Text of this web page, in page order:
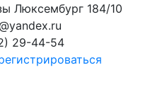
Люксембург 184/10
29-44-54